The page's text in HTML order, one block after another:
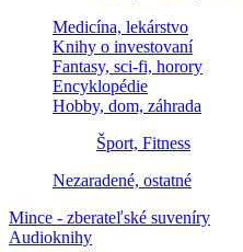
Medicína, lekárstvo
Knihy o investovaní
Fantasy, sci-fi, horory
Encyklopédie
Hobby, dom, záhrada
Šport, Fitness
Nezaradené, ostatné
Mince - zberateľské suveníry
Audioknihy